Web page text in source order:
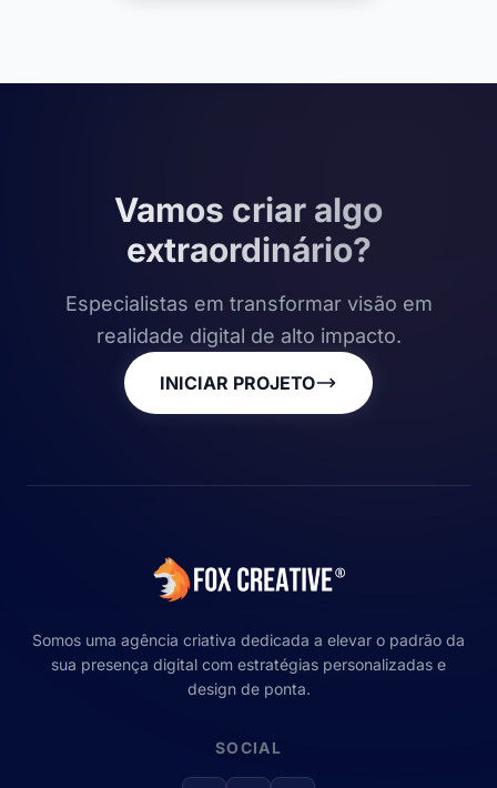
Vamos criar algo
extraordinário?
Especialistas em transformar visão em
realidade digital de alto impacto.
INICIAR PROJETO
Somos uma agência criativa dedicada a elevar o padrão da
sua presença digital com estratégias personalizadas e
design de ponta.
SOCIAL